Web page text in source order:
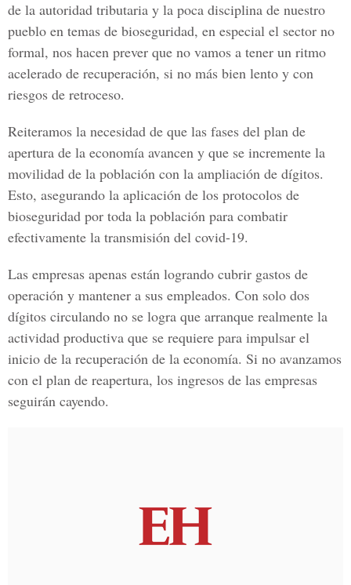
de la autoridad tributaria y la poca disciplina de nuestro
pueblo en temas de bioseguridad, en especial el sector no
formal, nos hacen prever que no vamos a tener un ritmo
acelerado de recuperación, si no más bien lento y con
riesgos de retroceso.
Reiteramos la necesidad de que las fases del plan de
apertura de la economía avancen y que se incremente la
movilidad de la población con la ampliación de dígitos.
Esto, asegurando la aplicación de los protocolos de
bioseguridad por toda la población para combatir
efectivamente la transmisión del covid-19.
Las empresas apenas están logrando cubrir gastos de
operación y mantener a sus empleados. Con solo dos
dígitos circulando no se logra que arranque realmente la
actividad productiva que se requiere para impulsar el
inicio de la recuperación de la economía. Si no avanzamos
con el plan de reapertura, los ingresos de las empresas
seguirán cayendo.